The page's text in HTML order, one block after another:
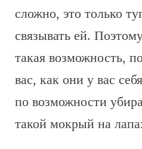
сложно, это только
связывать ей.
такая возможность,
вас, как они у вас
по возможности
такой мокрый на